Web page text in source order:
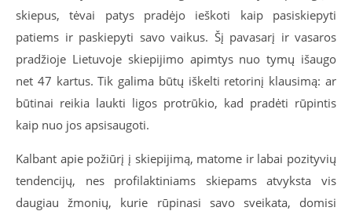
skiepus, tėvai patys pradėjo ieškoti kaip pasiskiepyti
patiems ir paskiepyti savo vaikus. Šį pavasarį ir vasaros
pradžioje Lietuvoje skiepijimo apimtys nuo tymų išaugo
net 47 kartus. Tik galima būtų iškelti retorinį klausimą: ar
būtinai reikia laukti ligos protrūkio, kad pradėti rūpintis
kaip nuo jos apsisaugoti.
Kalbant apie požiūrį į skiepijimą, matome ir labai pozityvių
tendencijų, nes profilaktiniams skiepams atvyksta vis
daugiau žmonių, kurie rūpinasi savo sveikata, domisi